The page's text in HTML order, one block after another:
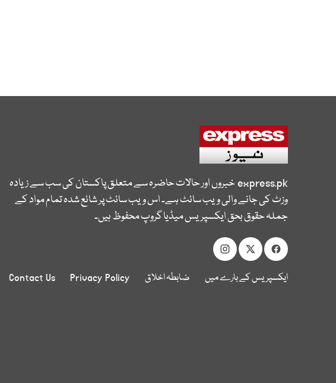
express.pkخبروں اور حالات حاضرہ سے متعلق پاکستان کی سب سے زیادہ
وزٹ کی جانے والی ویب سائٹ ہے۔ اس ویب سائٹ پر شائع شدہ تمام مواد کے
جملہ حقوق بحق ایکسپریس میڈیا گروپ محفوظ ہیں۔
ایکسپریس کے بارے میں ضابطہ اخلاق Privacy Policy
Contact Us